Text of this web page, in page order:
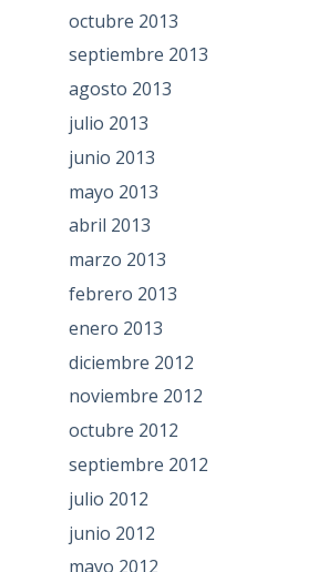
octubre 2013
septiembre 2013
agosto 2013
julio 2013
junio 2013
mayo 2013
abril 2013
marzo 2013
febrero 2013
enero 2013
diciembre 2012
noviembre 2012
octubre 2012
septiembre 2012
julio 2012
junio 2012
mayo 2012